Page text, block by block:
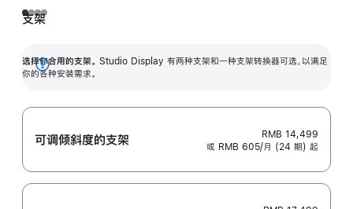
支架
选择你合用的支架。 Studio Display 有两种支架和一种支架转换器可选，以满足
你的各种安装需求。
展
可调倾斜度的支架
RMB 14,499
或 RMB 605/月 (24 期) 起